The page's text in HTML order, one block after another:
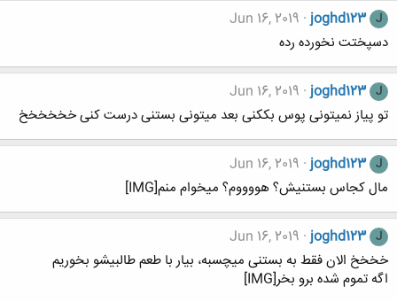
J
joghd123
Jun 16, 2019
دسپختت نخورده رده
J
joghd123
Jun 16, 2019
تو پیاز نمیتونی پوس بککنی بعد میتونی بستنی درست کنی خخخخخخ
J
joghd123
Jun 16, 2019
مال کجاس بستنیش؟ هووووم؟ میخوام منم[IMG]
J
joghd123
Jun 16, 2019
خخخخ الان فقط به بستنی میچسبه، بیار با طعم طالبیشو بخوریم
اگه تموم شده برو بخر[IMG]